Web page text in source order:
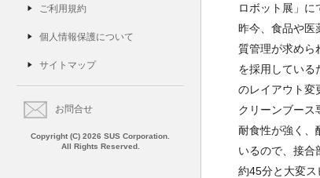
ご利用規約
個人情報保護について
サイトマップ
お問合せ
Copyright (C) 2026 SUS Corporation.
All Rights Reserved.
ロボット展」に
昨今、食品や医
質管理が求めら
を採用している
のレイアウト変
クリーンブース
耐食性が強く、
いるので、接
約45分と大変